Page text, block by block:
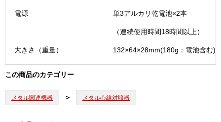
電源 単3アルカリ乾電池×2本
（連続使用時間18時間以上）
大きさ（重量） 132×64×28mm(180g：電池含む)
この商品のカテゴリー
メタル関連機器 メタル心線対照器